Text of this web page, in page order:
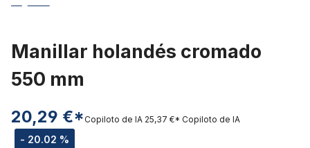
Manillar holandés cromado
550 mm
20,29 €*
- 20.02 %
Copiloto de IA 25,37 €* Copiloto de IA